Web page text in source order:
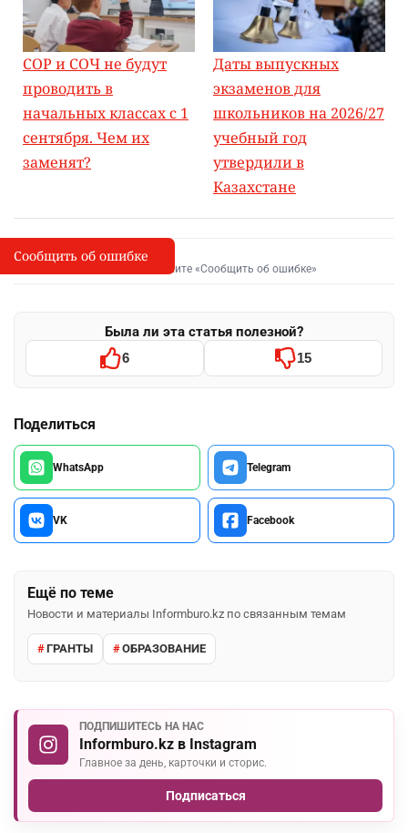
СОР и СОЧ не будут
проводить в
начальных классах с 1
сентября. Чем их
заменят?
Даты выпускных
экзаменов для
школьников на 2026/27
учебный год
утвердили в
Казахстане
I
Сообщить об опечатке
Выделите фрагмент и нажмите «Сообщить об ошибке»
Была ли эта статья полезной?
6 15
Поделиться
WhatsApp Telegram
VK Facebook
Ещё по теме
Новости и материалы Informburo.kz по связанным темам
ГРАНТЫ ОБРАЗОВАНИЕ
ПОДПИШИТЕСЬ НА НАС
Informburo.kz в Instagram
Главное за день, карточки и сторис.
Подписаться
Сообщить об ошибке